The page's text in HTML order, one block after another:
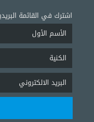
اشترك في القائمة